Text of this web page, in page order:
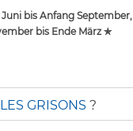
bis Anfang September,
bis Ende März ✯
GRISONS ?